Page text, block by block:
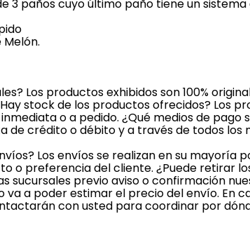
3 paños cuyo último paño tiene un
Los productos exhibidos son 100%
stock de los productos ofrecidos? Los
o a pedido. ¿Qué medios de pago
de crédito o débito y a través de todos los
Los envíos se realizan en su mayoría
o preferencia del cliente. ¿Puede retirar
sucursales previo aviso o confirmación
a poder estimar el precio del envío. En
con usted para coordinar por